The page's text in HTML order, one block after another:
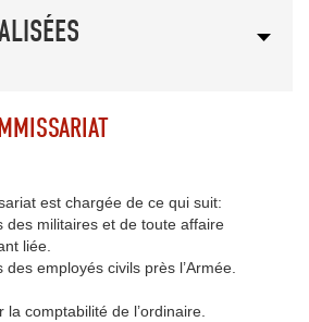
est chargée de ce qui suit:
des militaires et de toute affaire
liée.
employés civils près l’Armée.
comptabilité de l’ordinaire.